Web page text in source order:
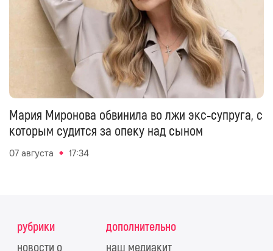
Мария Миронова обвинила во лжи экс‑супруга, с
которым судится за опеку над сыном
07 августа 17:34
рубрики
новости о
дополнительно
наш медиакит